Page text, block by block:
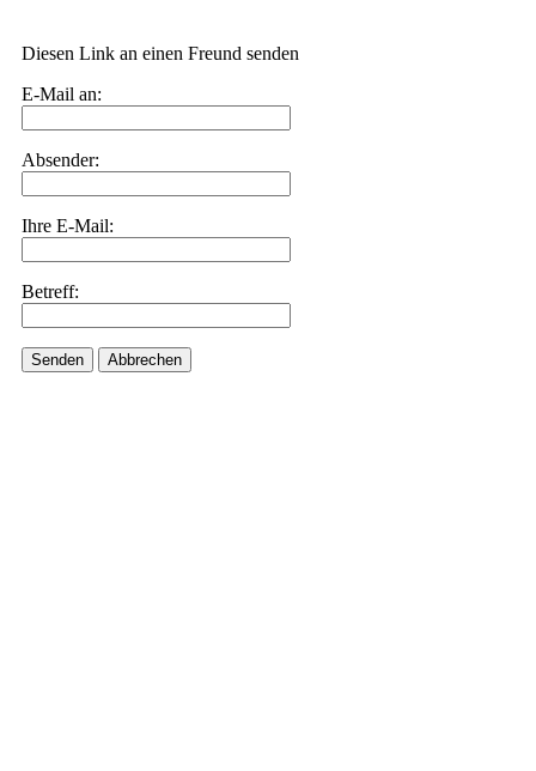
Diesen Link an einen Freund senden
E-Mail an:
Absender:
Ihre E-Mail:
Betreff:
Senden Abbrechen